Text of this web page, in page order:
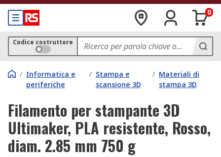
0
Codice costruttore
/ Informatica e
periferiche
/ Stampa e
scansione 3D
/ Materiali di
stampa 3D
Filamento per stampante 3D
Ultimaker, PLA resistente, Rosso,
diam. 2.85 mm 750 g